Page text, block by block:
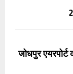
जोधपुर एयरपोर्ट